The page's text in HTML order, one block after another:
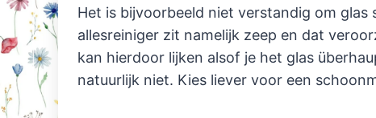
Het is bijvoorbeeld niet verstandig om glas
allesreiniger zit namelijk zeep en dat
kan hierdoor lijken alsof je het glas
natuurlijk niet. Kies liever voor een